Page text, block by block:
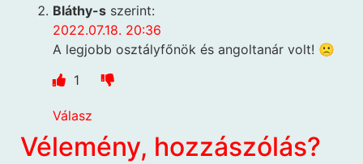
Bláthy-s szerint:
2022.07.18. 20:36
A legjobb osztályfőnök és angoltanár volt! 🙁
1
Válasz
Vélemény, hozzászólás?